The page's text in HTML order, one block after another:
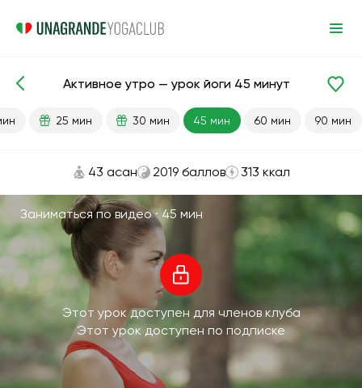
Готовые уроки Энергия
Активное утро — урок йоги 45 минут
25 мин 30 мин 45 мин 60 мин 90 мин
43 асан 2019 баллов 313 ккал
Заниматься по видео ·45 мин
Этот урок доступен для членов клуба
Этот урок доступен по подписке